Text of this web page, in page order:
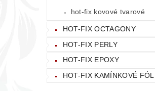
hot-fix kovové tvarové
HOT-FIX OCTAGONY
HOT-FIX PERLY
HOT-FIX EPOXY
HOT-FIX KAMÍNKOVÉ